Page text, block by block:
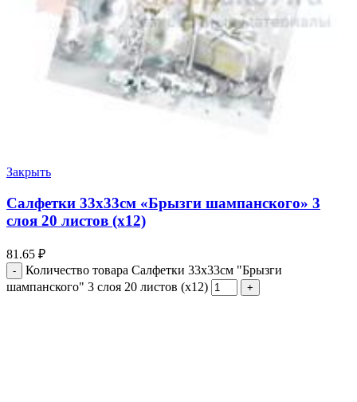
Закрыть
Салфетки 33х33см «Брызги шампанского» 3
слоя 20 листов (х12)
81.65 ₽
Количество товара Салфетки 33х33см "Брызги
шампанского" 3 слоя 20 листов (х12)